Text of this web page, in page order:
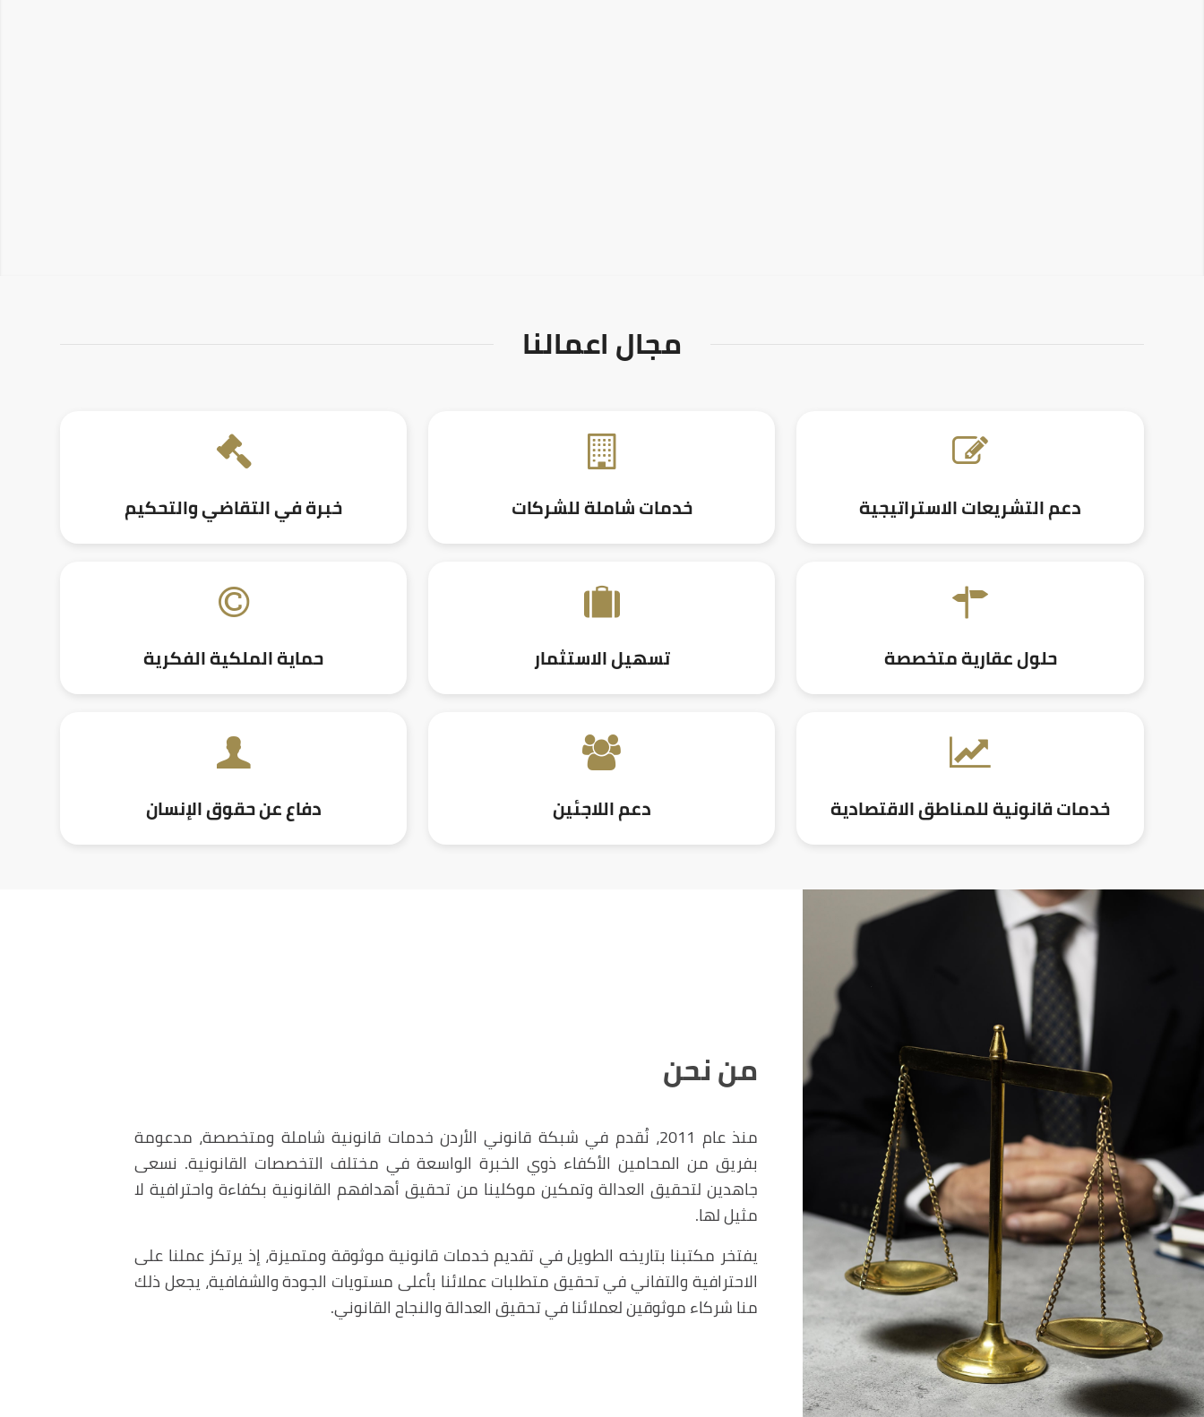
مجال اعمالنا
دعم التشريعات الاستراتيجية خدمات شاملة للشركات خبرة في التقاضي والتحكيم
حلول عقارية متخصصة تسهيل الاستثمار حماية الملكية الفكرية
خدمات قانونية للمناطق الاقتصادية دعم اللاجئين دفاع عن حقوق الإنسان
من نحن
منذ عام 2011، نُقدم في شبكة قانوني الأردن خدمات قانونية شاملة ومتخصصة، مدعومة
بفريق من المحامين الأكفاء ذوي الخبرة الواسعة في مختلف التخصصات القانونية. نسعى
جاهدين لتحقيق العدالة وتمكين موكلينا من تحقيق أهدافهم القانونية بكفاءة واحترافية لا
مثيل لها.
يفتخر مكتبنا بتاريخه الطويل في تقديم خدمات قانونية موثوقة ومتميزة، إذ يرتكز عملنا على
الاحترافية والتفاني في تحقيق متطلبات عملائنا بأعلى مستويات الجودة والشفافية، يجعل ذلك
منا شركاء موثوقين لعملائنا في تحقيق العدالة والنجاح القانوني.